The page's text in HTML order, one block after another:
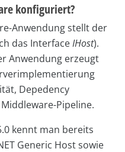
konfiguriert?
Anwendung stellt der
das InterfaceIHost).
Anwendung erzeugt
Depedency
Pipeline.
kennt man bereits
Generic Host sowie